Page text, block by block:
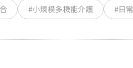
#小規模多機能介護 #日常